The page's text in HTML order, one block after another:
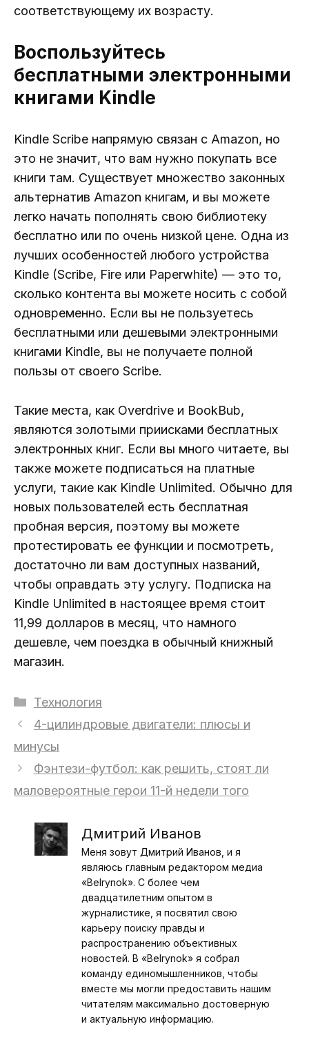
соответствующему их возрасту.
Воспользуйтесь
бесплатными электронными
книгами Kindle
Kindle Scribe напрямую связан с Amazon, но
это не значит, что вам нужно покупать все
книги там. Существует множество законных
альтернатив Amazon книгам, и вы можете
легко начать пополнять свою библиотеку
бесплатно или по очень низкой цене. Одна из
лучших особенностей любого устройства
Kindle (Scribe, Fire или Paperwhite) — это то,
сколько контента вы можете носить с собой
одновременно. Если вы не пользуетесь
бесплатными или дешевыми электронными
книгами Kindle, вы не получаете полной
пользы от своего Scribe.
Такие места, как Overdrive и BookBub,
являются золотыми приисками бесплатных
электронных книг. Если вы много читаете, вы
также можете подписаться на платные
услуги, такие как Kindle Unlimited. Обычно для
новых пользователей есть бесплатная
пробная версия, поэтому вы можете
протестировать ее функции и посмотреть,
достаточно ли вам доступных названий,
чтобы оправдать эту услугу. Подписка на
Kindle Unlimited в настоящее время стоит
11,99 долларов в месяц, что намного
дешевле, чем поездка в обычный книжный
магазин.
Рубрики
Технология
4-цилиндровые двигатели: плюсы и
минусы
Фэнтези-футбол: как решить, стоят ли
маловероятные герои 11-й недели того
Дмитрий Иванов
Меня зовут Дмитрий Иванов, и я
являюсь главным редактором медиа
«Belrynok». С более чем
двадцатилетним опытом в
журналистике, я посвятил свою
карьеру поиску правды и
распространению объективных
новостей. В «Belrynok» я собрал
команду единомышленников, чтобы
вместе мы могли предоставить нашим
читателям максимально достоверную
и актуальную информацию.